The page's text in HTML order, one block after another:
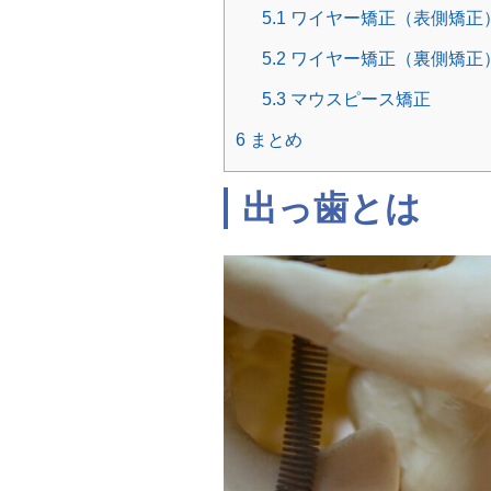
5.1 ワイヤー矯正（表側矯正
5.2 ワイヤー矯正（裏側矯正
5.3 マウスピース矯正
6 まとめ
出っ歯とは